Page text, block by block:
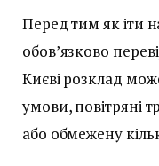
Перед тим як іти
обов’язково
Києві розклад
умови, повітряні
або обмежену